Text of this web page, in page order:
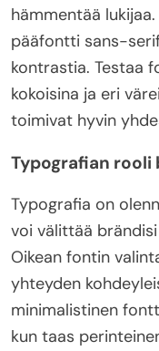
hämmentää
pääfontti sans-
kontrastia. Testaa
kokoisina ja eri
toimivat hyvin
Typografian rooli
Typografia on
voi välittää
Oikean fontin
yhteyden
minimalistinen
kun taas